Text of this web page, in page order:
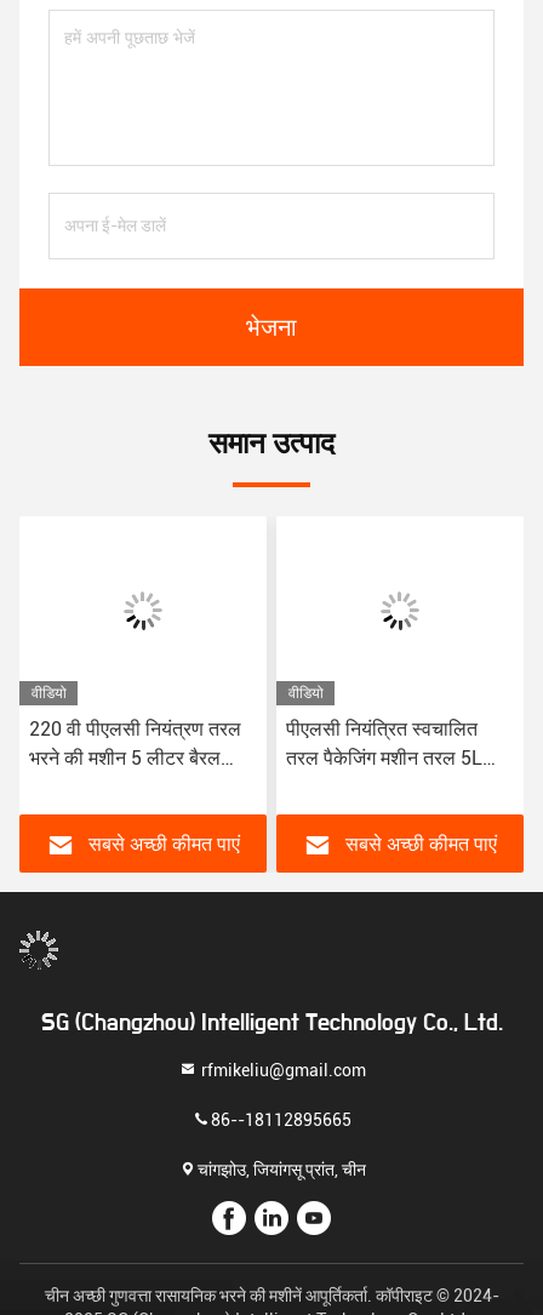
भेजना
समान उत्पाद
वीडियो
220 वी पीएलसी नियंत्रण तरल
भरने की मशीन 5 लीटर बैरल
आधारित पेंट भरने की मशीन
श्रृंखला
सबसे अच्छी कीमत पाएं
वीडियो
पीएलसी नियंत्रित स्वचालित
तरल पैकेजिंग मशीन तरल 5L
मशीन
सबसे अच्छी कीमत पाएं
SG (Changzhou) Intelligent Technology Co., Ltd.
rfmikeliu@gmail.com
86--18112895665
चांगझोउ, जियांगसू प्रांत, चीन
चीन अच्छी गुणवत्ता रासायनिक भरने की मशीनें आपूर्तिकर्ता. कॉपीराइट © 2024-